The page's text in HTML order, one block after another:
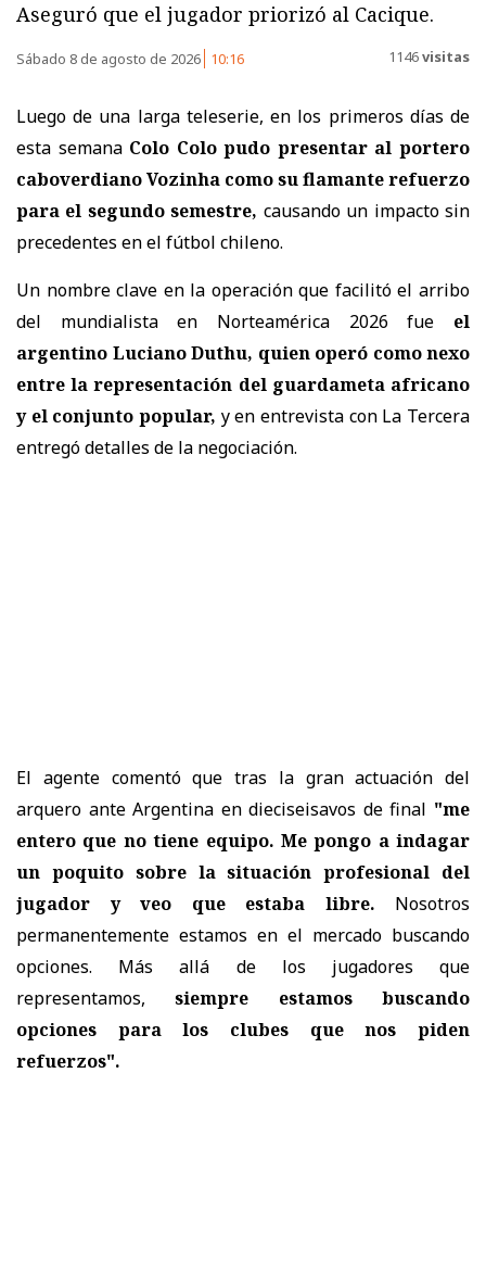
Aseguró que el jugador priorizó al Cacique.
Sábado 8 de agosto de 2026 10:16 1146visitas
Luego de una larga teleserie, en los primeros días de
esta semana Colo Colo pudo presentar al portero
caboverdiano Vozinha como su flamante refuerzo
para el segundo semestre, causando un impacto sin
precedentes en el fútbol chileno.
Un nombre clave en la operación que facilitó el arribo
del mundialista en Norteamérica 2026 fue el
argentino Luciano Duthu, quien operó como nexo
entre la representación del guardameta africano
y el conjunto popular, y en entrevista con La Tercera
entregó detalles de la negociación.
El agente comentó que tras la gran actuación del
arquero ante Argentina en dieciseisavos de final "me
entero que no tiene equipo. Me pongo a indagar
un poquito sobre la situación profesional del
jugador y veo que estaba libre. Nosotros
permanentemente estamos en el mercado buscando
opciones. Más allá de los jugadores que
representamos,siempre estamos buscando
opciones para los clubes que nos piden
refuerzos".